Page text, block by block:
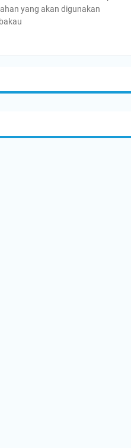
yang akan digunakan